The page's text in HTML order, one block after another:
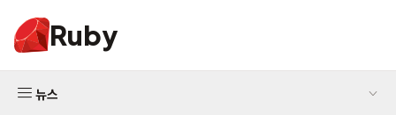
Ruby
뉴스